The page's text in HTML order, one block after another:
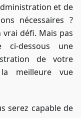
et de
nécessaires ?
défi. Mais pas
dessous une
de votre
meilleure vue
serez capable de